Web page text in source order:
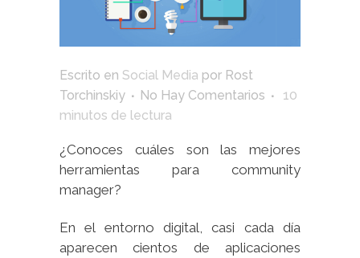
Escrito en Social Media por Rost
Torchinskiy
No Hay Comentarios
10
minutos de lectura
¿Conoces cuáles son las mejores
herramientas para community
manager?
En el entorno digital, casi cada día
aparecen cientos de aplicaciones